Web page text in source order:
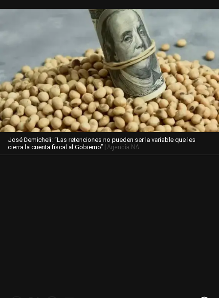
José Demicheli: “Las retenciones no pueden ser la variable que les
cierra la cuenta fiscal al Gobierno” | Agencia NA